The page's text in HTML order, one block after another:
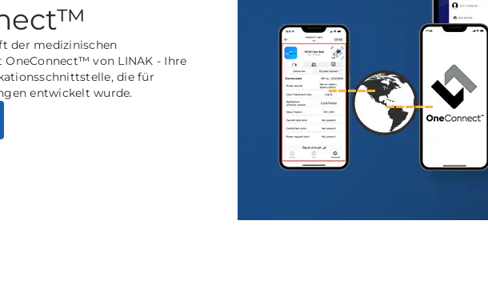
der medizinischen
von LINAK - Ihre
die für
entwickelt wurde.